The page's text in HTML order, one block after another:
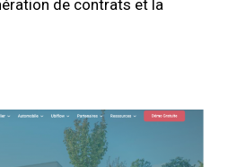
de contrats et la